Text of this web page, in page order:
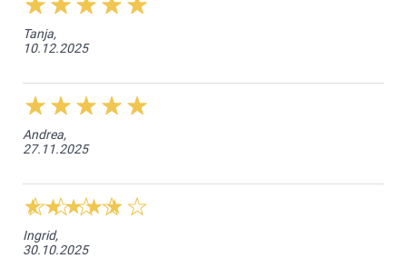
Tanja,
10.12.2025
Andrea,
27.11.2025
Ingrid,
30.10.2025